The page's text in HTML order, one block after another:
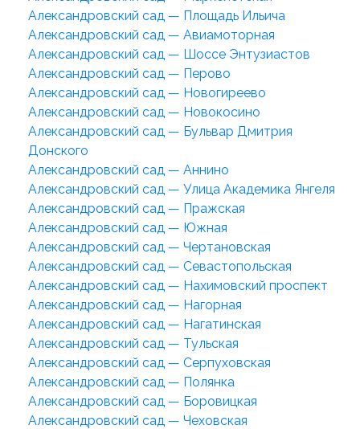
Александровский сад — Площадь Ильича
Александровский сад — Авиамоторная
Александровский сад — Шоссе Энтузиастов
Александровский сад — Перово
Александровский сад — Новогиреево
Александровский сад — Новокосино
Александровский сад — Бульвар Дмитрия
Донского
Александровский сад — Аннино
Александровский сад — Улица Академика Янгеля
Александровский сад — Пражская
Александровский сад — Южная
Александровский сад — Чертановская
Александровский сад — Севастопольская
Александровский сад — Нахимовский проспект
Александровский сад — Нагорная
Александровский сад — Нагатинская
Александровский сад — Тульская
Александровский сад — Серпуховская
Александровский сад — Полянка
Александровский сад — Боровицкая
Александровский сад — Чеховская